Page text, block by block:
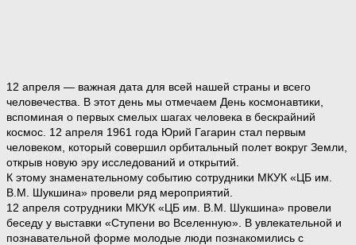
12 апреля — важная дата для всей нашей страны и всего
человечества. В этот день мы отмечаем День космонавтики,
вспоминая о первых смелых шагах человека в бескрайний
космос. 12 апреля 1961 года Юрий Гагарин стал первым
человеком, который совершил орбитальный полет вокруг Земли,
открыв новую эру исследований и открытий.
К этому знаменательному событию сотрудники МКУК «ЦБ им.
В.М. Шукшина» провели ряд мероприятий.
12 апреля сотрудники МКУК «ЦБ им. В.М. Шукшина» провели
беседу у выставки «Ступени во Вселенную». В увлекательной и
познавательной форме молодые люди познакомились с